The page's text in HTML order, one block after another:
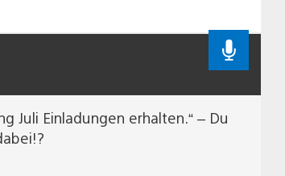
Juli Einladungen erhalten.“ – Du